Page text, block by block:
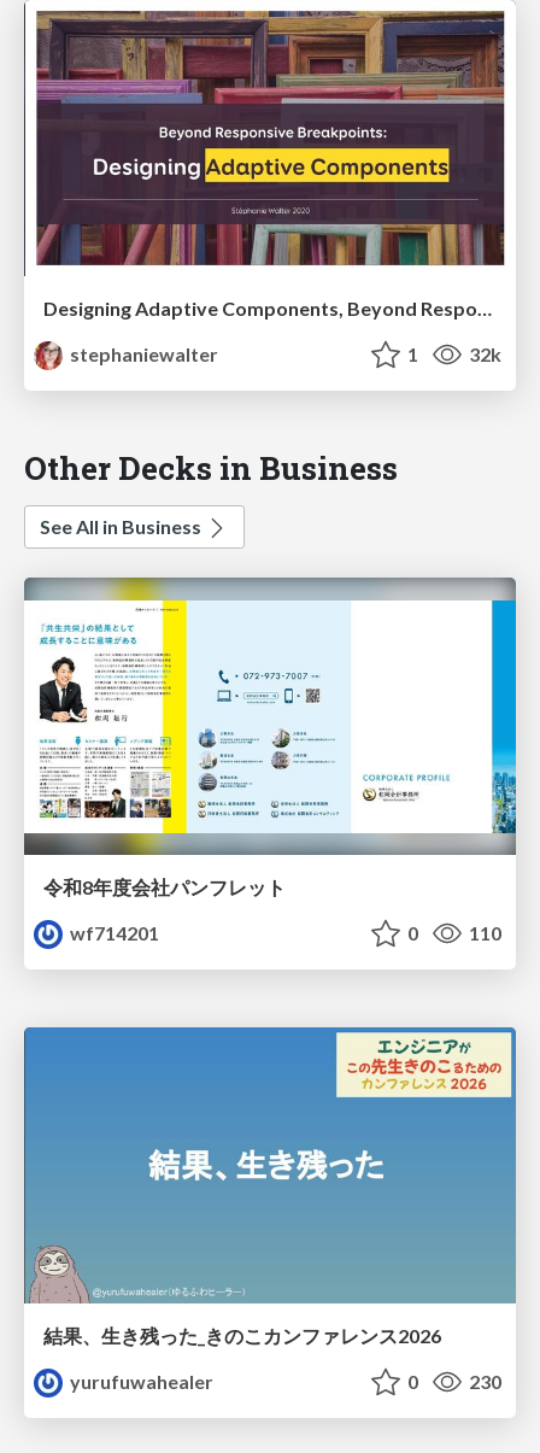
Designing Adaptive Components, Beyond Responsive Breakpoints
stephaniewalter
1 32k
Other Decks in Business
See All in Business
令和8年度会社パンフレット
wf714201
0 110
結果、生き残った_きのこカンファレンス2026
yurufuwahealer
0 230